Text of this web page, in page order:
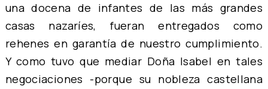
una docena de infantes de las más grandes
casas nazaríes, fueran entregados como
rehenes en garantía de nuestro cumplimiento.
Y como tuvo que mediar Doña Isabel en tales
negociaciones -porque su nobleza castellana